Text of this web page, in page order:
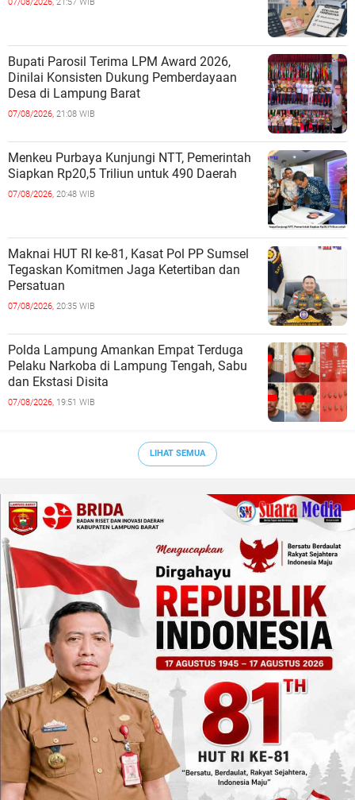
Bupati Parosil Terima LPM Award 2026,
Dinilai Konsisten Dukung Pemberdayaan
Desa di Lampung Barat
07/08/2026, 21:08 WIB
Menkeu Purbaya Kunjungi NTT, Pemerintah
Siapkan Rp20,5 Triliun untuk 490 Daerah
07/08/2026, 20:48 WIB
Maknai HUT RI ke-81, Kasat Pol PP Sumsel
Tegaskan Komitmen Jaga Ketertiban dan
Persatuan
07/08/2026, 20:35 WIB
Polda Lampung Amankan Empat Terduga
Pelaku Narkoba di Lampung Tengah, Sabu
dan Ekstasi Disita
07/08/2026, 19:51 WIB
LIHAT SEMUA